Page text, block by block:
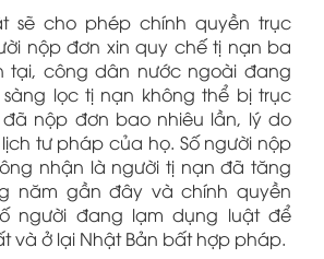
sẽ cho phép chính quyền trục
nộp đơn xin quy chế tị nạn ba
tại, công dân nước ngoài đang
lọc tị nạn không thể bị trục
nộp đơn bao nhiêu lần, lý do
tư pháp của họ. Số người nộp
nhận là người tị nạn đã tăng
năm gần đây và chính quyền
người đang lạm dụng luật để
và ở lại Nhật Bản bất hợp pháp.